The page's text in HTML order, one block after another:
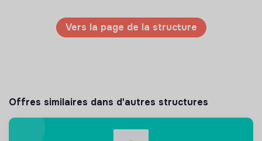
Vers la page de la structure
Offres similaires dans d'autres structures